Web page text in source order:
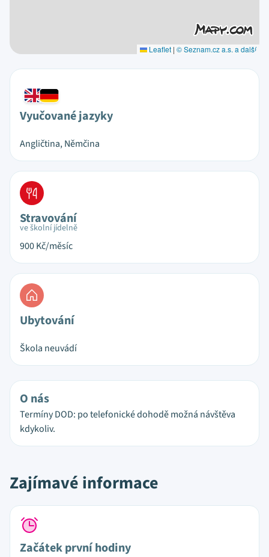
Leaflet | © Seznam.cz a.s. a další
Vyučované jazyky
Angličtina, Němčina
Stravování
ve školní jídelně
900Kč/měsíc
Ubytování
Škola neuvádí
O nás
Termíny DOD: po telefonické dohodě možná návštěva
kdykoliv.
Zajímavé informace
Začátek první hodiny